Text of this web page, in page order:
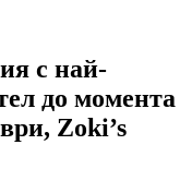
с най-
до момента
Zoki’s